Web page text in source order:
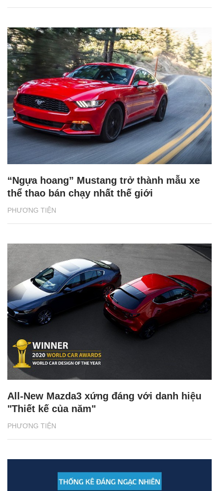
PHƯƠNG TIỆN
“Ngựa hoang” Mustang trở thành mẫu xe
thể thao bán chạy nhất thế giới
PHƯƠNG TIỆN
All-New Mazda3 xứng đáng với danh hiệu
"Thiết kế của năm"